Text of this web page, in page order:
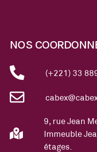
NOS
(+221) 33
9, rue Jean
Immeuble
étages.